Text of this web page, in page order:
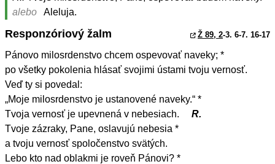
alebo
Aleluja.
Responzóriový žalm Ž 89, 2-3. 6-7. 16-17
Pánovo milosrdenstvo chcem ospevovať naveky; *
po všetky pokolenia hlásať svojimi ústami tvoju vernosť.
Veď ty si povedal:
„Moje milosrdenstvo je ustanovené naveky.“ *
Tvoja vernosť je upevnená v nebesiach.
R.
Tvoje zázraky, Pane, oslavujú nebesia *
a tvoju vernosť spoločenstvo svätých.
Lebo kto nad oblakmi je roveň Pánovi? *